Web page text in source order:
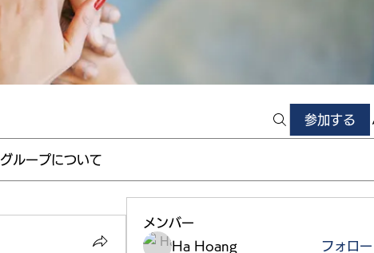
参加する
グループについて
メンバー
Ha Hoang
フォロー